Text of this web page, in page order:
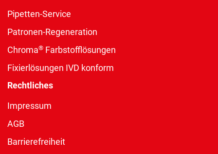
Pipetten-Service
Patronen-Regeneration
Chroma® Farbstofflösungen
Fixierlösungen IVD konform
Rechtliches
Impressum
AGB
Barrierefreiheit